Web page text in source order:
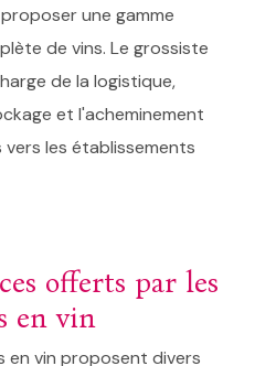
une gamme
de vins. Le grossiste
de la logistique,
et l'acheminement
les établissements
offerts par les
en vin
en vin proposent divers